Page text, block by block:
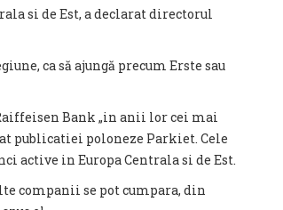
si de Est, a declarat directorul
ca să ajungă precum Erste sau
Bank „in anii lor cei mai
publicatiei poloneze Parkiet. Cele
active in Europa Centrala si de Est.
companii se pot cumpara, din